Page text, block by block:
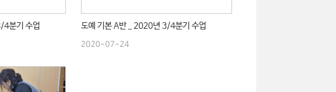
4분기 수업 도예 기본 A반 _ 2020년 3/4분기 수업
2020-07-24